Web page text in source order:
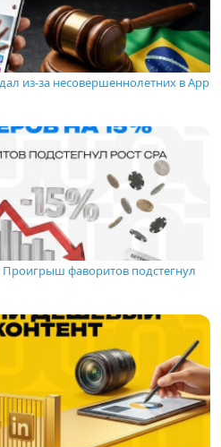
из-за несовершеннолетних в App
Проигрыш фаворитов подстегнул